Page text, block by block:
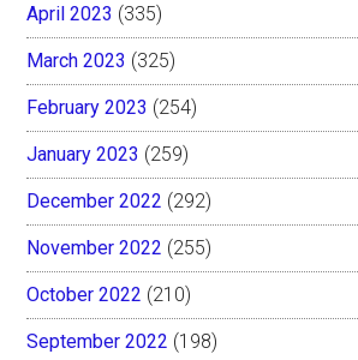
April 2023 (335)
March 2023 (325)
February 2023 (254)
January 2023 (259)
December 2022 (292)
November 2022 (255)
October 2022 (210)
September 2022 (198)